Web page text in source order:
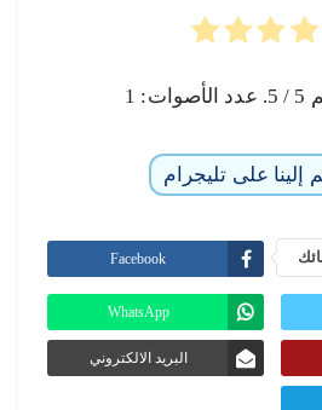
5 / 5. عدد الأصوات: 1
إلينا على تليجرام
Facebook
WhatsApp
البريد الالكتروني